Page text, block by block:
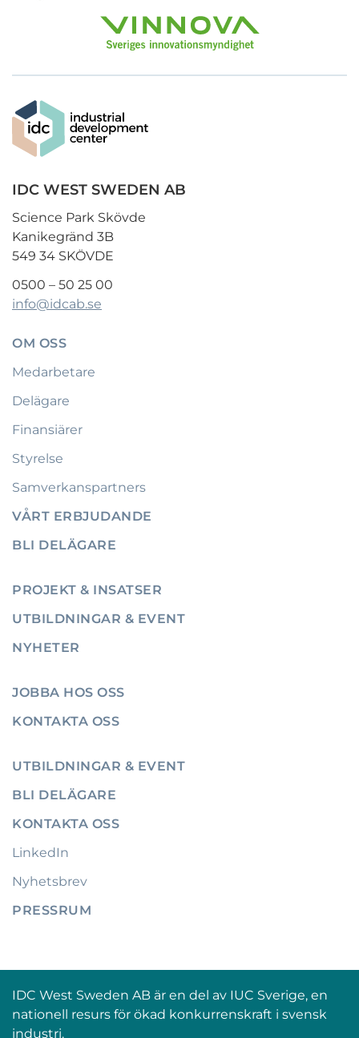
IDC WEST SWEDEN AB
Science Park Skövde
Kanikegränd 3B
549 34 SKÖVDE
0500 – 50 25 00
info@idcab.se
OM OSS
Medarbetare
Delägare
Finansiärer
Styrelse
Samverkanspartners
VÅRT ERBJUDANDE
BLI DELÄGARE
PROJEKT & INSATSER
UTBILDNINGAR & EVENT
NYHETER
JOBBA HOS OSS
KONTAKTA OSS
UTBILDNINGAR & EVENT
BLI DELÄGARE
KONTAKTA OSS
LinkedIn
Nyhetsbrev
PRESSRUM
IDC West Sweden AB är en del av IUC Sverige, en
nationell resurs för ökad konkurrenskraft i svensk
industri.